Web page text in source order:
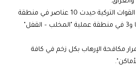
وذكرت الوزارة في بيان، أن القوات التركية حيدت 10 عناصر في منطقة
"درع الفرات" شمالي سوريا و3 في منطقة عملية "المخلب – القفل"
مكافحة الإرهاب بكل زخم في كافة